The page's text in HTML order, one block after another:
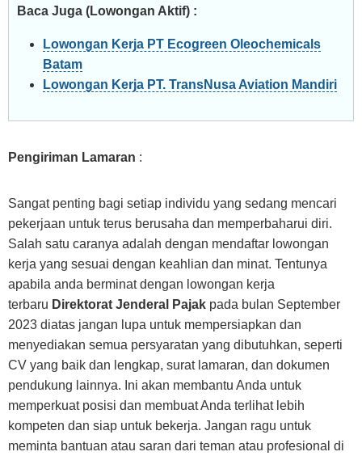
Baca Juga (Lowongan Aktif) :
Lowongan Kerja PT Ecogreen Oleochemicals
Batam
Lowongan Kerja PT. TransNusa Aviation Mandiri
Pengiriman Lamaran :
Sangat penting bagi setiap individu yang sedang mencari
pekerjaan untuk terus berusaha dan memperbaharui diri.
Salah satu caranya adalah dengan mendaftar lowongan
kerja yang sesuai dengan keahlian dan minat. Tentunya
apabila anda berminat dengan lowongan kerja
terbaru Direktorat Jenderal Pajak pada bulan September
2023 diatas jangan lupa untuk mempersiapkan dan
menyediakan semua persyaratan yang dibutuhkan, seperti
CV yang baik dan lengkap, surat lamaran, dan dokumen
pendukung lainnya. Ini akan membantu Anda untuk
memperkuat posisi dan membuat Anda terlihat lebih
kompeten dan siap untuk bekerja. Jangan ragu untuk
meminta bantuan atau saran dari teman atau profesional di